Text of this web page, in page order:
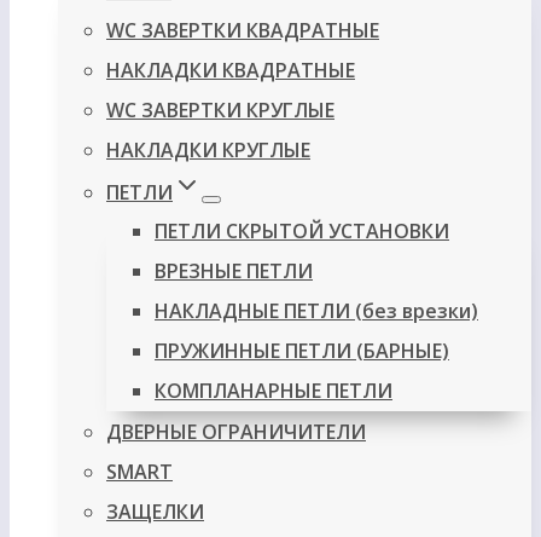
WC ЗАВЕРТКИ КВАДРАТНЫЕ
НАКЛАДКИ КВАДРАТНЫЕ
WC ЗАВЕРТКИ КРУГЛЫЕ
НАКЛАДКИ КРУГЛЫЕ
ПЕТЛИ
ПЕТЛИ СКРЫТОЙ УСТАНОВКИ
ВРЕЗНЫЕ ПЕТЛИ
НАКЛАДНЫЕ ПЕТЛИ (без врезки)
ПРУЖИННЫЕ ПЕТЛИ (БАРНЫЕ)
КОМПЛАНАРНЫЕ ПЕТЛИ
ДВЕРНЫЕ ОГРАНИЧИТЕЛИ
SMART
ЗАЩЕЛКИ